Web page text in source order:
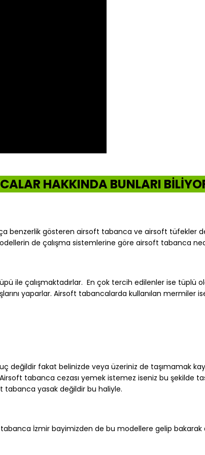
HAKKINDA BUNLARI
benzerlik gösteren airsoft tabanca ve airsoft tüfekler
de çalışma sistemlerine göre airsoft tabanca
ile çalışmaktadırlar. En çok tercih edilenler ise tüplü
yaparlar. Airsoft tabancalarda kullanılan mermiler
değildir fakat belinizde veya üzeriniz de taşımamak
tabanca cezası yemek istemez iseniz bu şekilde
tabanca yasak değildir bu haliyle.
İzmir bayimizden de bu modellere gelip